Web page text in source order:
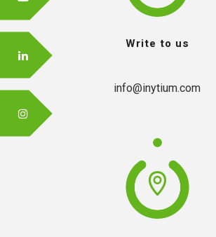
Write to us
info@inytium.com